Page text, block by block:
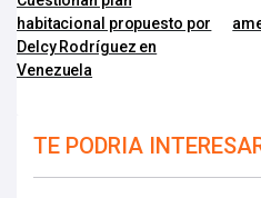
habitacional propuesto por
Delcy Rodríguez en
Venezuela
TE PODRIA